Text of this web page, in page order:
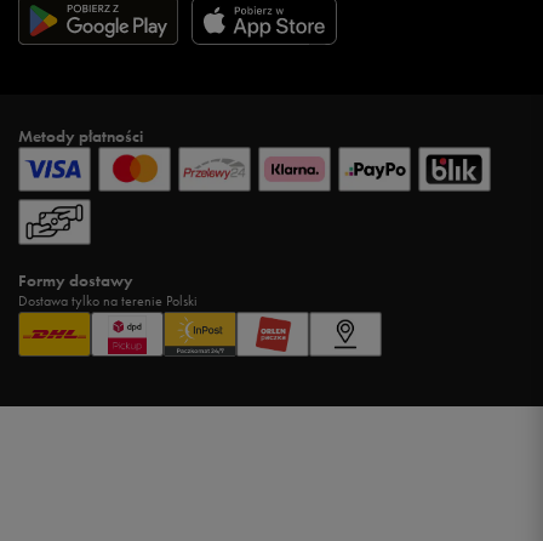
Metody płatności
Formy dostawy
Dostawa tylko na terenie Polski